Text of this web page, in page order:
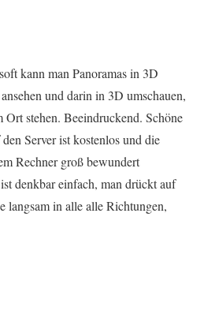
kann man Panoramas in 3D
und darin in 3D umschauen,
Ort stehen. Beeindruckend. Schöne
Server ist kostenlos und die
Rechner groß bewundert
denkbar einfach, man drückt auf
langsam in alle alle Richtungen,